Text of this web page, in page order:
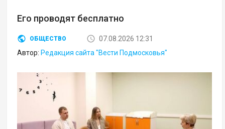
Его проводят бесплатно
ОБЩЕСТВО
07.08.2026 12:31
Автор: Редакция сайта "Вести Подмосковья"